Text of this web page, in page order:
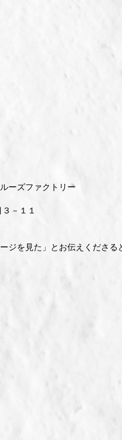
ーズファクトリー
－１１
ジを見た」とお伝えくださる